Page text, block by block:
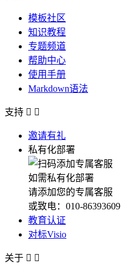
模板社区
知识教程
专题频道
帮助中心
使用手册
Markdown语法
支持  
邀请有礼
私有化部署
如需私有化部署
请添加您的专属客服
或致电：010-86393609
教育认证
对标Visio
关于  